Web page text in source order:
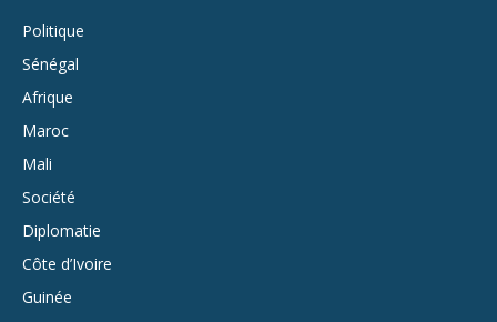
Politique
Sénégal
Afrique
Maroc
Mali
Société
Diplomatie
Côte d’Ivoire
Guinée